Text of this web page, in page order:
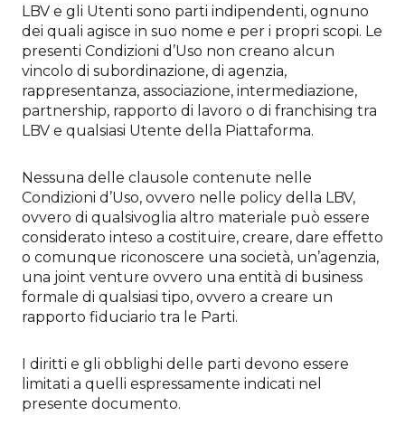
LBV e gli Utenti sono parti indipendenti, ognuno
dei quali agisce in suo nome e per i propri scopi. Le
presenti Condizioni d’Uso non creano alcun
vincolo di subordinazione, di agenzia,
rappresentanza, associazione, intermediazione,
partnership, rapporto di lavoro o di franchising tra
LBV e qualsiasi Utente della Piattaforma.
Nessuna delle clausole contenute nelle
Condizioni d’Uso, ovvero nelle policy della LBV,
ovvero di qualsivoglia altro materiale può essere
considerato inteso a costituire, creare, dare effetto
o comunque riconoscere una società, un’agenzia,
una joint venture ovvero una entità di business
formale di qualsiasi tipo, ovvero a creare un
rapporto fiduciario tra le Parti.
I diritti e gli obblighi delle parti devono essere
limitati a quelli espressamente indicati nel
presente documento.